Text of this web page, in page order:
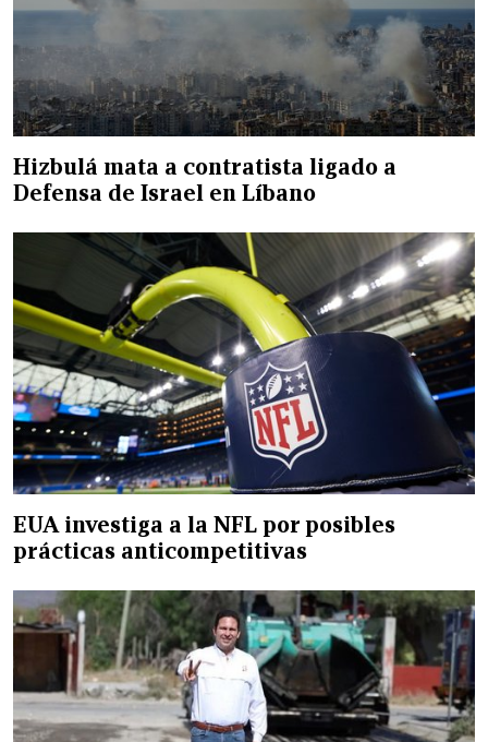
Hizbulá mata a contratista ligado a
Defensa de Israel en Líbano
EUA investiga a la NFL por posibles
prácticas anticompetitivas